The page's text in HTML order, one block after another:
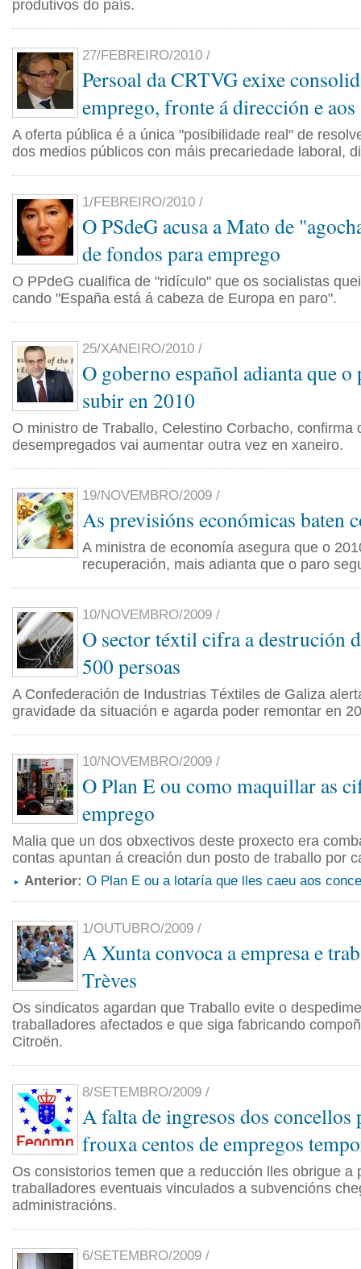
produtivos do país.
27/FEBREIRO/2010 /
Persoal da CRTVG exixe
emprego, fronte á dirección e
A oferta pública é a única "posibilidade real" de
dos medios públicos con máis precariedade laboral,
1/FEBREIRO/2010 /
O PSdeG acusa a Mato de
de fondos para emprego
O PPdeG cualifica de "ridículo" que os socialistas
cando "España está á cabeza de Europa en paro".
25/XANEIRO/2010 /
O goberno español adianta que o
subir en 2010
O ministro de Traballo, Celestino Corbacho, confirma
desempregados vai aumentar outra vez en xaneiro.
19/NOVEMBRO/2009 /
As previsións económicas baten
A ministra de economía asegura que o
recuperación, mais adianta que o paro
10/NOVEMBRO/2009 /
O sector téxtil cifra a destrución
500 persoas
A Confederación de Industrias Téxtiles de Galiza
gravidade da situación e agarda poder remontar en
10/NOVEMBRO/2009 /
O Plan E ou como maquillar as
emprego
Malia que un dos obxectivos deste proxecto era
contas apuntan á creación dun posto de traballo por
Anterior: O Plan E ou a lotaría que lles caeu aos
1/OUTUBRO/2009 /
A Xunta convoca a empresa e
Trèves
Os sindicatos agardan que Traballo evite o
traballadores afectados e que siga fabricando
Citroën.
8/SETEMBRO/2009 /
A falta de ingresos dos concellos
frouxa centos de empregos
Os consistorios temen que a reducción lles obrigue a
traballadores eventuais vinculados a subvencións
administracións.
6/SETEMBRO/2009 /